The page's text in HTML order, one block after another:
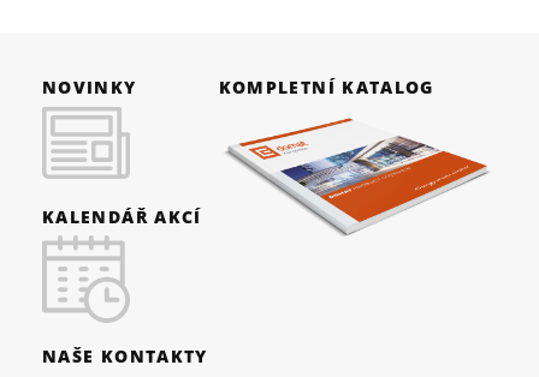
NOVINKY
KALENDÁŘ AKCÍ
KOMPLETNÍ KATALOG
NAŠE KONTAKTY